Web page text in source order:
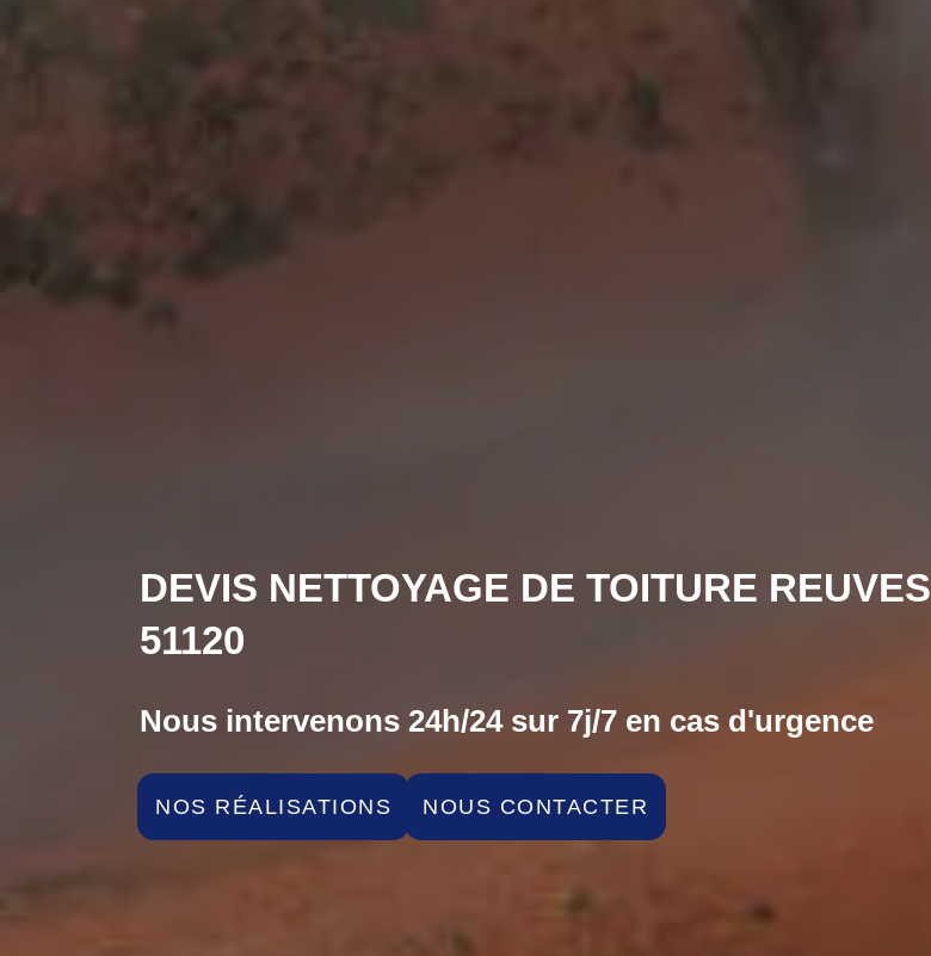
DEVIS NETTOYAGE DE TOITURE REUVES
51120
Nous intervenons 24h/24 sur 7j/7 en cas d'urgence
NOS RÉALISATIONS NOUS CONTACTER